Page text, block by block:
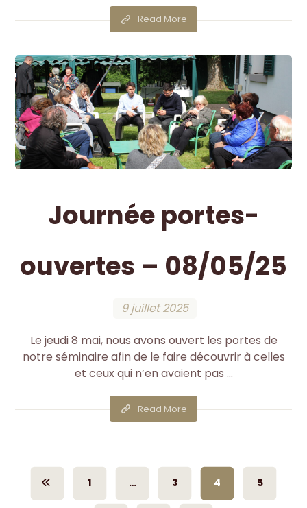
Read More
Journée portes-
ouvertes – 08/05/25
9 juillet 2025
Le jeudi 8 mai, nous avons ouvert les portes de
notre séminaire afin de le faire découvrir à celles
et ceux qui n’en avaient pas ...
Read More
1 … 3 4 5